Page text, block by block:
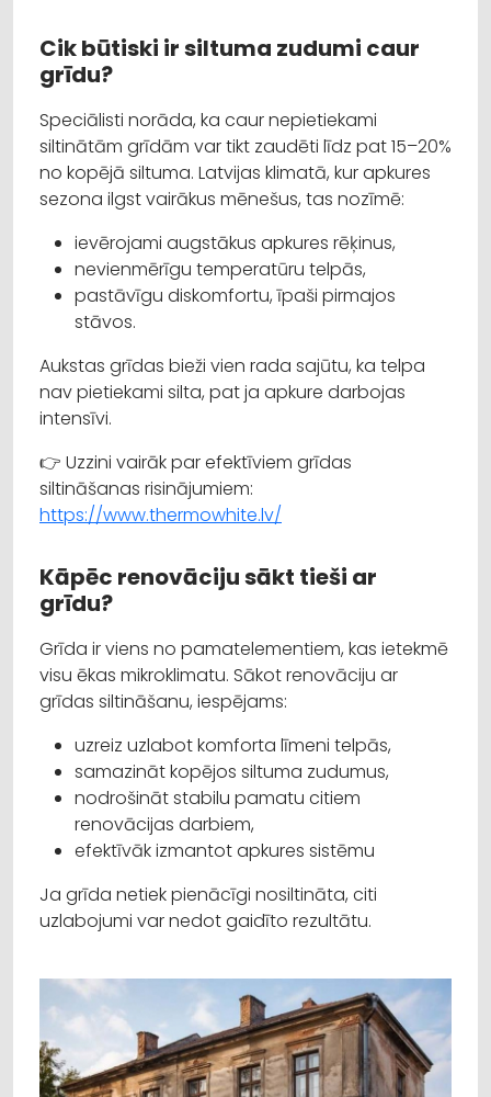
Cik būtiski ir siltuma zudumi caur
grīdu?
Speciālisti norāda, ka caur nepietiekami
siltinātām grīdām var tikt zaudēti līdz pat 15–20%
no kopējā siltuma. Latvijas klimatā, kur apkures
sezona ilgst vairākus mēnešus, tas nozīmē:
ievērojami augstākus apkures rēķinus,
nevienmērīgu temperatūru telpās,
pastāvīgu diskomfortu, īpaši pirmajos
stāvos.
Aukstas grīdas bieži vien rada sajūtu, ka telpa
nav pietiekami silta, pat ja apkure darbojas
intensīvi.
👉 Uzzini vairāk par efektīviem grīdas
siltināšanas risinājumiem:
https://www.thermowhite.lv/
Kāpēc renovāciju sākt tieši ar
grīdu?
Grīda ir viens no pamatelementiem, kas ietekmē
visu ēkas mikroklimatu. Sākot renovāciju ar
grīdas siltināšanu, iespējams:
uzreiz uzlabot komforta līmeni telpās,
samazināt kopējos siltuma zudumus,
nodrošināt stabilu pamatu citiem
renovācijas darbiem,
efektīvāk izmantot apkures sistēmu
Ja grīda netiek pienācīgi nosiltināta, citi
uzlabojumi var nedot gaidīto rezultātu.